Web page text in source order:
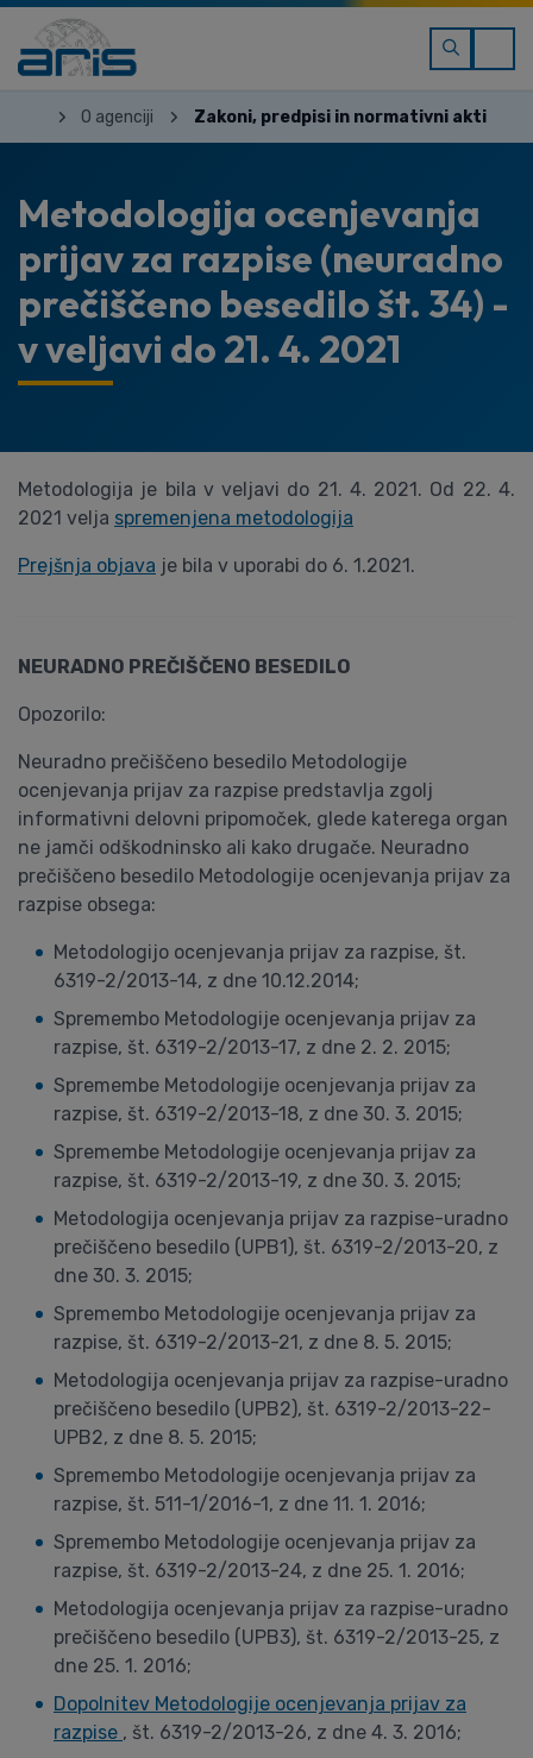
O agenciji Zakoni, predpisi in normativni akti
Metodologija ocenjevanja
prijav za razpise (neuradno
prečiščeno besedilo št. 34) -
v veljavi do 21. 4. 2021
Metodologija je bila v veljavi do 21. 4. 2021. Od 22. 4.
2021 velja spremenjena metodologija
Prejšnja objava je bila v uporabi do 6. 1.2021.
NEURADNO PREČIŠČENO BESEDILO
Opozorilo:
Neuradno prečiščeno besedilo Metodologije
ocenjevanja prijav za razpise predstavlja zgolj
informativni delovni pripomoček, glede katerega organ
ne jamči odškodninsko ali kako drugače. Neuradno
prečiščeno besedilo Metodologije ocenjevanja prijav za
razpise obsega:
Metodologijo ocenjevanja prijav za razpise, št.
6319-2/2013-14, z dne 10.12.2014;
Spremembo Metodologije ocenjevanja prijav za
razpise, št. 6319-2/2013-17, z dne 2. 2. 2015;
Spremembe Metodologije ocenjevanja prijav za
razpise, št. 6319-2/2013-18, z dne 30. 3. 2015;
Spremembe Metodologije ocenjevanja prijav za
razpise, št. 6319-2/2013-19, z dne 30. 3. 2015;
Metodologija ocenjevanja prijav za razpise-uradno
prečiščeno besedilo (UPB1), št. 6319-2/2013-20, z
dne 30. 3. 2015;
Spremembo Metodologije ocenjevanja prijav za
razpise, št. 6319-2/2013-21, z dne 8. 5. 2015;
Metodologija ocenjevanja prijav za razpise-uradno
prečiščeno besedilo (UPB2), št. 6319-2/2013-22-
UPB2, z dne 8. 5. 2015;
Spremembo Metodologije ocenjevanja prijav za
razpise, št. 511-1/2016-1, z dne 11. 1. 2016;
Spremembo Metodologije ocenjevanja prijav za
razpise, št. 6319-2/2013-24, z dne 25. 1. 2016;
Metodologija ocenjevanja prijav za razpise-uradno
prečiščeno besedilo (UPB3), št. 6319-2/2013-25, z
dne 25. 1. 2016;
Dopolnitev Metodologije ocenjevanja prijav za
razpise , št. 6319-2/2013-26, z dne 4. 3. 2016;